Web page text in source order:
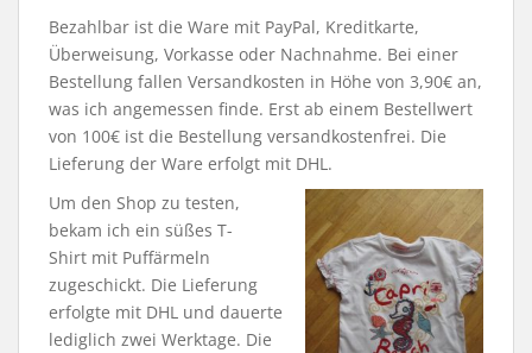
Bezahlbar ist die Ware mit PayPal, Kreditkarte,
Überweisung, Vorkasse oder Nachnahme. Bei einer
Bestellung fallen Versandkosten in Höhe von 3,90€ an,
was ich angemessen finde. Erst ab einem Bestellwert
von 100€ ist die Bestellung versandkostenfrei. Die
Lieferung der Ware erfolgt mit DHL.
Um den Shop zu testen,
bekam ich ein süßes T-
Shirt mit Puffärmeln
zugeschickt. Die Lieferung
erfolgte mit DHL und dauerte
lediglich zwei Werktage. Die